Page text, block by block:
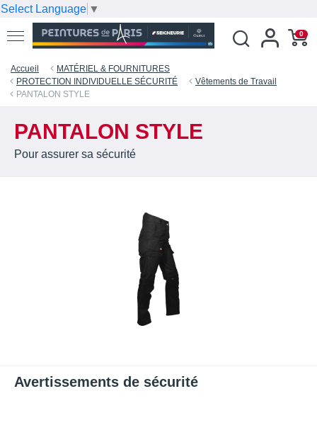
Select Language ▼
0
Accueil
MATÉRIEL & FOURNITURES
PROTECTION INDIVIDUELLE SÉCURITÉ
Vêtements de Travail
PANTALON STYLE
PANTALON STYLE
Pour assurer sa sécurité
Avertissements de sécurité